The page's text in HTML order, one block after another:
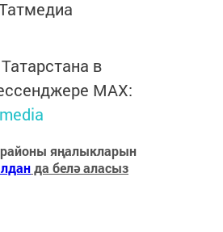
в
MАХ:
яңалыкларын
да белә аласыз